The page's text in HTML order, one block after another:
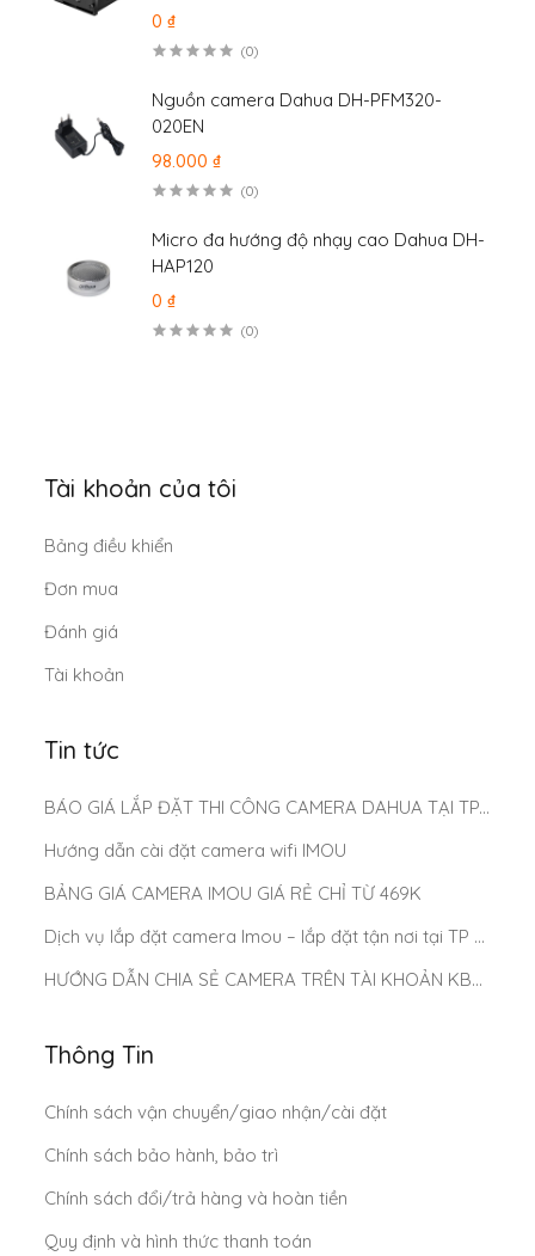
0 ₫
(0)
Nguồn camera Dahua DH-PFM320-
020EN
98.000 ₫
(0)
Micro đa hướng độ nhạy cao Dahua DH-
HAP120
0 ₫
(0)
Tài khoản của tôi
Bảng điều khiển
Đơn mua
Đánh giá
Tài khoản
Tin tức
BÁO GIÁ LẮP ĐẶT THI CÔNG CAMERA DAHUA TẠI TP.HCM MỚI NHẤT 2025
Hướng dẫn cài đặt camera wifi IMOU
BẢNG GIÁ CAMERA IMOU GIÁ RẺ CHỈ TỪ 469K
Dịch vụ lắp đặt camera Imou – lắp đặt tận nơi tại TP Hồ Chí Minh
HƯỚNG DẪN CHIA SẺ CAMERA TRÊN TÀI KHOẢN KBONE
Thông Tin
Chính sách vận chuyển/giao nhận/cài đặt
Chính sách bảo hành, bảo trì
Chính sách đổi/trả hàng và hoàn tiền
Quy định và hình thức thanh toán